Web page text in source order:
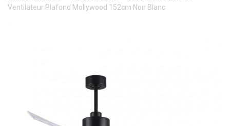
Ventilateur Plafond Mollywood 152cm Noir Blanc